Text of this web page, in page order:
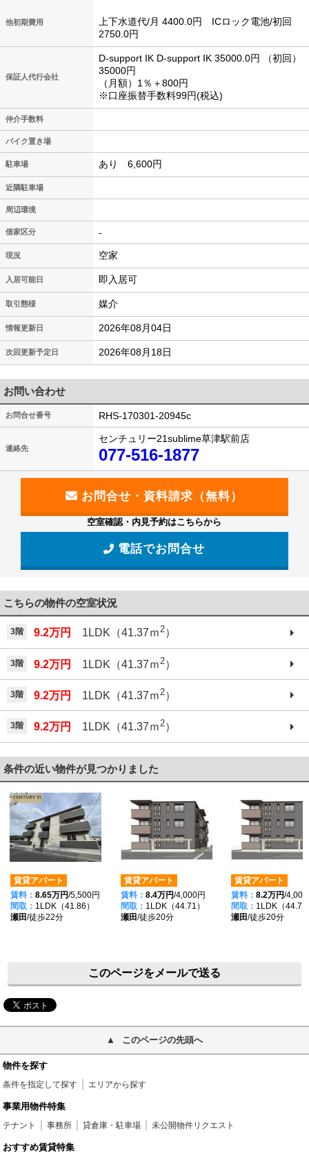
他初期費用
上下水道代/月 4400.0円 ICロック電池/初回
2750.0円
保証人代行会社
D-support IK D-support IK 35000.0円 （初回）
35000円
（月額）1％＋800円
※口座振替手数料99円(税込)
仲介手数料
バイク置き場
駐車場 あり 6,600円
近隣駐車場
周辺環境
借家区分 -
現況 空家
入居可能日 即入居可
取引態様 媒介
情報更新日 2026年08月04日
次回更新予定日 2026年08月18日
お問い合わせ
お問合せ番号 RHS-170301-20945c
連絡先
センチュリー21sublime草津駅前店
077-516-1877
空室確認・内見予約はこちらから
電話でお問合せ
こちらの物件の空室状況
3階 9.2万円 1LDK（41.37ｍ2）
3階 9.2万円 1LDK（41.37ｍ 2）
3階 9.2万円 1LDK（41.37ｍ 2）
3階 9.2万円 1LDK（41.37ｍ2）
条件の近い物件が見つかりました
賃貸アパート
賃料： 8.65万円/5,500円
間取： 1LDK（41.86）
瀬田/徒歩22分
賃貸アパート
賃料： 8.4万円/4,000円
間取： 1LDK（44.71）
瀬田/徒歩20分
賃貸アパート
賃料： 8.2万円/4,000
間取： 1LDK（44.71
瀬田/徒歩20分
このページをメールで送る
このページの先頭へ
物件を探す
条件を指定して探す エリアから探す
事業用物件特集
テナント 事務所 貸倉庫・駐車場 未公開物件リクエスト
おすすめ賃貸特集